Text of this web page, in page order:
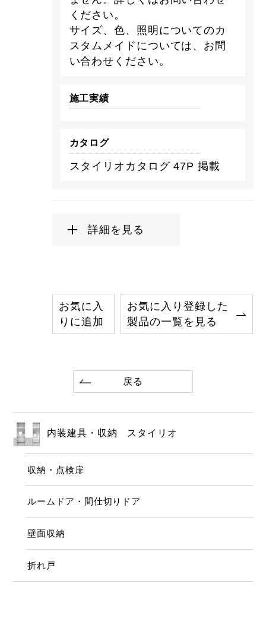
ください。
サイズ、色、照明についてのカ
スタムメイドについては、お問
い合わせください。
施工実績
カタログ
スタイリオカタログ 47P 掲載
詳細を見る
お気に入
りに追加
お気に入り登録した
製品の一覧を見る
戻る
内装建具・収納 スタイリオ
収納・点検扉
ルームドア・間仕切りドア
壁面収納
折れ戸